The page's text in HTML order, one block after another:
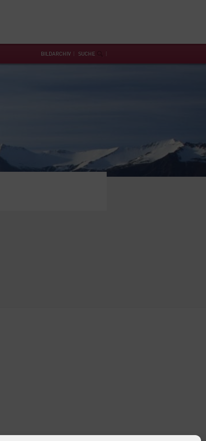
BILDARCHIV SUCHE